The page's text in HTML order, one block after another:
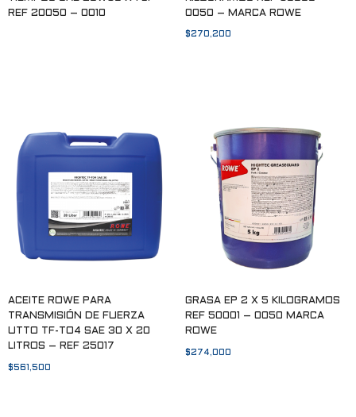
REF 20050 – 0010
0050 – MARCA ROWE
$270,200
ACEITE ROWE PARA
TRANSMISIÓN DE FUERZA
UTTO TF-TO4 SAE 30 X 20
LITROS – REF 25017
$561,500
GRASA EP 2 X 5 KILOGRAMOS
REF 50001 – 0050 MARCA
ROWE
$274,000